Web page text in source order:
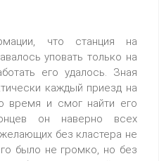
что станция на
уповать только на
его удалось. Зная
каждый приезд на
время и смог найти его
он наверно всех
без кластера не
было не громко, но без